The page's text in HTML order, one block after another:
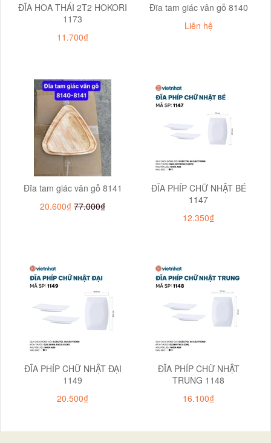
ĐĨA HOA THÁI 2T2 HOKORI
1173
11.700₫
Đĩa tam giác vân gỗ 8140
Liên hệ
Đĩa tam giác vân gỗ 8141
20.600₫ 77.000₫
ĐĨA PHÍP CHỮ NHẬT BÉ
1147
12.350₫
ĐĨA PHÍP CHỮ NHẬT ĐẠI
1149
20.500₫
ĐĨA PHÍP CHỮ NHẬT
TRUNG 1148
16.100₫